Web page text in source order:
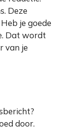
Deze
je goede
Dat wordt
van je
door.